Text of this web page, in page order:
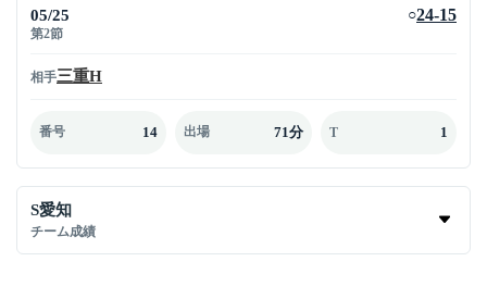
05/25
第2節
○24-15
相手三重H
番号 14 出場 71分 T 1
S愛知
チーム成績